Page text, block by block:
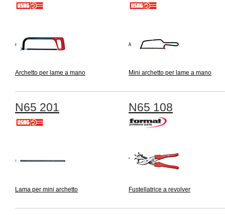
Archetto per lame a mano Mini archetto per lame a mano
N65 201
Lama per mini archetto
N65 108
Fustellatrice a revolver